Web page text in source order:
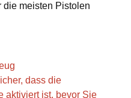
die meisten Pistolen
dass die
aktiviert ist, bevor Sie